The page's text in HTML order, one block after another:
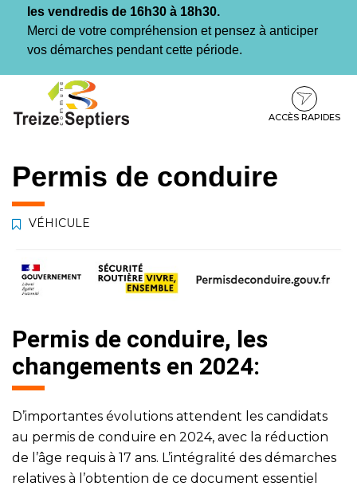
les vendredis de 16h30 à 18h30.
Merci de votre compréhension et pensez à anticiper
vos démarches pendant cette période.
contenu
pied
ACCÈS RAPIDES
Permis de conduire
VÉHICULE
Permis de conduire, les
changements en 2024:
D’importantes évolutions attendent les candidats
au permis de conduire en 2024, avec la réduction
de l’âge requis à 17 ans. L’intégralité des démarches
relatives à l’obtention de ce document essentiel